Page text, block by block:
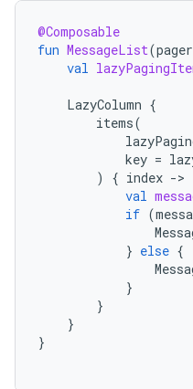
@Composable
fun MessageList(pager
val
LazyColumn {
items(
key =
)
{ index -
val
if (
} else {
}
}
}
}